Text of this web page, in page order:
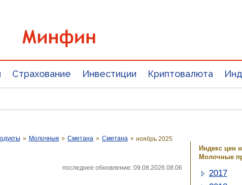
Страхование Инвестиции Криптовалюта
» Молочные » Сметана » Сметана » ноябрь 2025
последнее обновление: 09.08.2026 08:06
Индекс цен
Молочные
2017